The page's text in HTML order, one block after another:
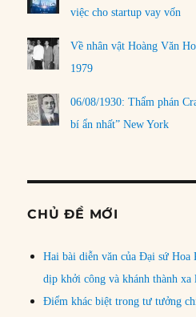
việc cho startup vay vốn
Về nhân vật Hoàng Văn
1979
06/08/1930: Thẩm phán
bí ẩn nhất” New York
CHỦ ĐỀ MỚI
Hai bài diễn văn của Đại sứ
dịp khởi công và khánh thành
Điểm khác biệt trong tư tưởng